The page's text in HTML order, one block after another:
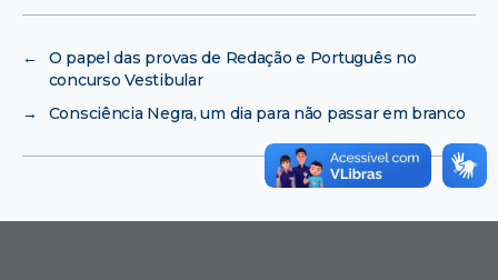
←
O papel das provas de Redação e Português no
concurso Vestibular
→
Consciência Negra, um dia para não passar em branco